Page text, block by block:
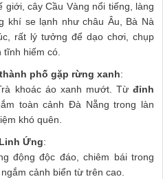
giới, cây Cầu Vàng nổi tiếng, làng
khí se lạnh như châu Âu, Bà Nà
rất lý tưởng để dạo chơi, chụp
hiếm có.
phố gặp rừng xanh:
khoác áo xanh mướt. Từ đỉnh
toàn cảnh Đà Nẵng trong làn
khó quên.
Ứng:
động độc đáo, chiêm bái trong
cảnh biển từ trên cao.